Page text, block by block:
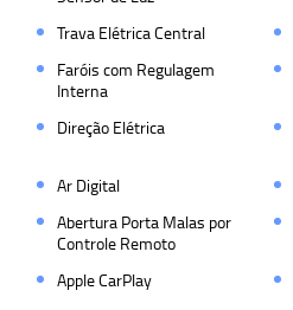
Trava Elétrica Central
Faróis com Regulagem
Interna
Direção Elétrica
Ar Digital
Abertura Porta Malas por
Controle Remoto
Apple CarPlay